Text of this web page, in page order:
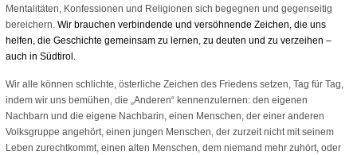
Mentalitäten, Konfessionen und Religionen sich begegnen und gegenseitig
bereichern. Wir brauchen verbindende und versöhnende Zeichen, die uns
helfen, die Geschichte gemeinsam zu lernen, zu deuten und zu verzeihen –
auch in Südtirol.
Wir alle können schlichte, österliche Zeichen des Friedens setzen, Tag für Tag,
indem wir uns bemühen, die „Anderen“ kennenzulernen: den eigenen
Nachbarn und die eigene Nachbarin, einen Menschen, der einer anderen
Volksgruppe angehört, einen jungen Menschen, der zurzeit nicht mit seinem
Leben zurechtkommt, einen alten Menschen, dem niemand mehr zuhört, oder